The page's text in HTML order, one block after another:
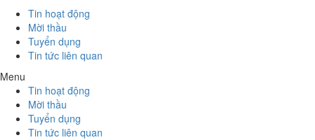
Tin hoạt động
Mời thầu
Tuyển dụng
Tin tức liên quan
Menu
Tin hoạt động
Mời thầu
Tuyển dụng
Tin tức liên quan